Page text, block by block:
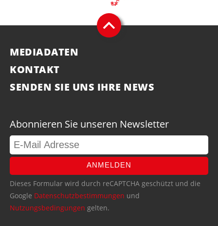
MEDIADATEN
KONTAKT
SENDEN SIE UNS IHRE NEWS
Abonnieren Sie unseren Newsletter
ANMELDEN
Dieses Formular wird durch reCAPTCHA geschützt und die
Google Datenschutzbestimmungen und
Nutzungsbedingungen gelten.